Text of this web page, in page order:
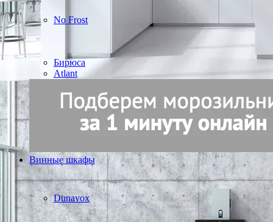
No Frost
Бирюса
Atlant
Винные шкафы
Dunavox